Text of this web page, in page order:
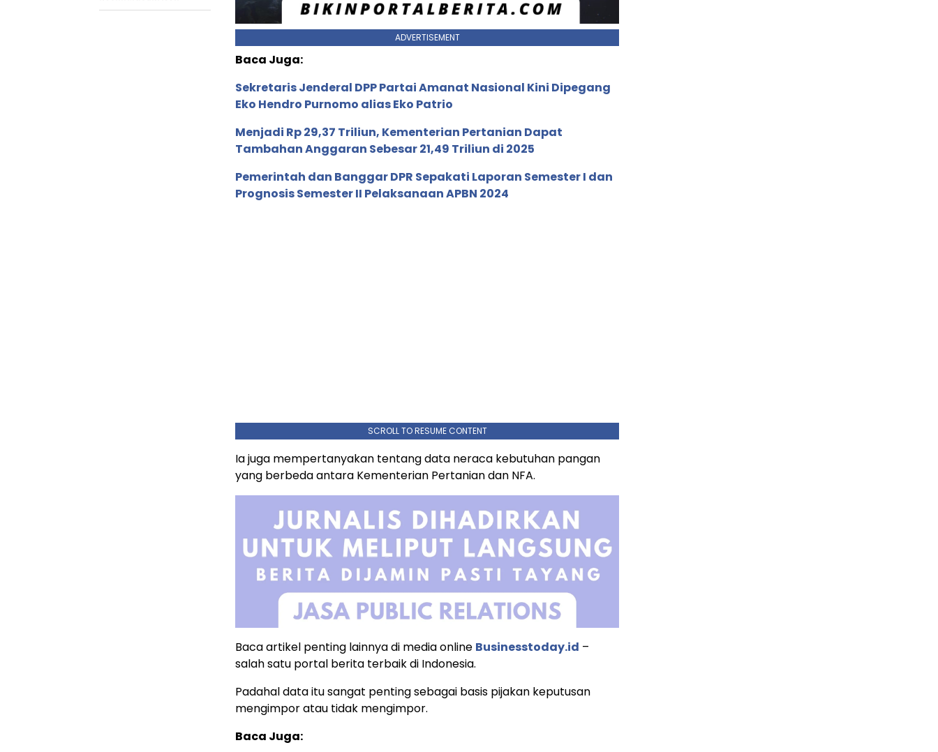
ADVERTISEMENT
Baca Juga:
Sekretaris Jenderal DPP Partai Amanat Nasional Kini Dipegang
Eko Hendro Purnomo alias Eko Patrio
Menjadi Rp 29,37 Triliun, Kementerian Pertanian Dapat
Tambahan Anggaran Sebesar 21,49 Triliun di 2025
Pemerintah dan Banggar DPR Sepakati Laporan Semester I dan
Prognosis Semester II Pelaksanaan APBN 2024
SCROLL TO RESUME CONTENT
Ia juga mempertanyakan tentang data neraca kebutuhan pangan
yang berbeda antara Kementerian Pertanian dan NFA.
Baca artikel penting lainnya di media online Businesstoday.id –
salah satu portal berita terbaik di Indonesia.
Padahal data itu sangat penting sebagai basis pijakan keputusan
mengimpor atau tidak mengimpor.
Baca Juga: